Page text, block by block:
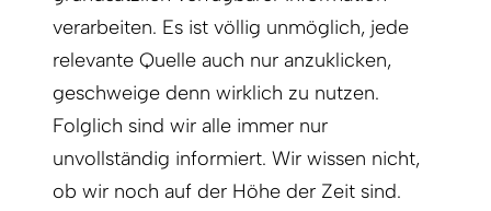
verarbeiten. Es ist völlig unmöglich, jede
relevante Quelle auch nur anzuklicken,
geschweige denn wirklich zu nutzen.
Folglich sind wir alle immer nur
unvollständig informiert. Wir wissen nicht,
ob wir noch auf der Höhe der Zeit sind.